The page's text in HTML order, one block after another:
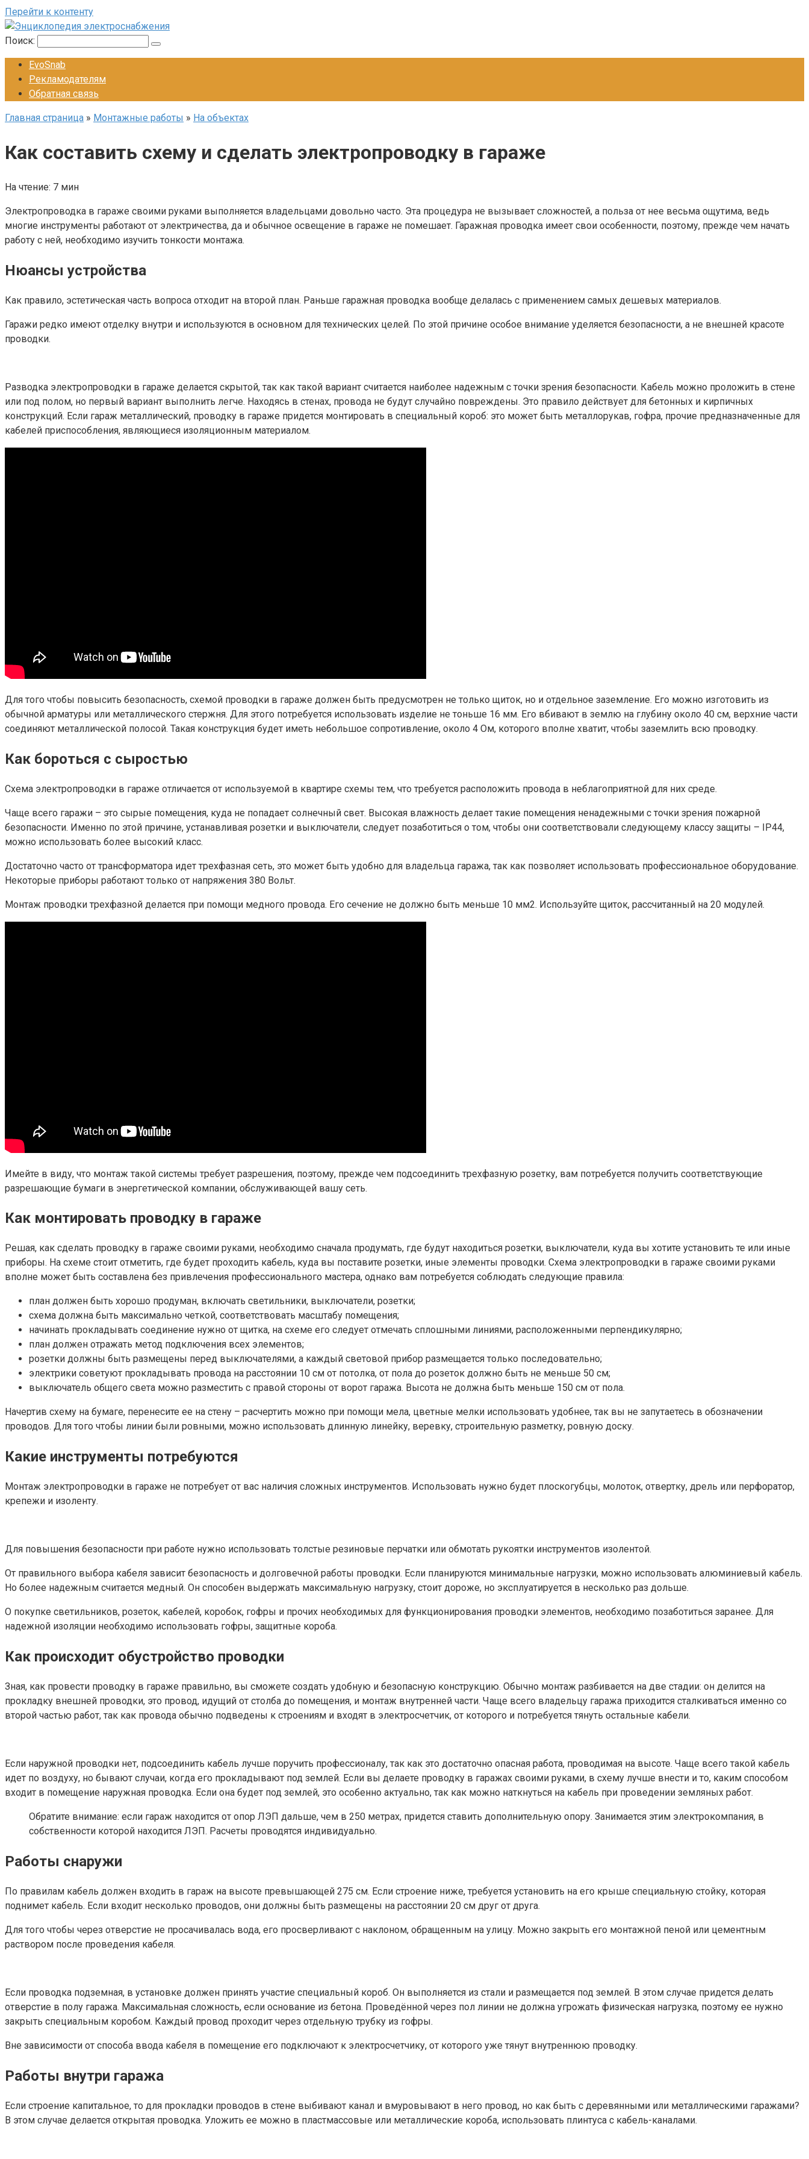
Перейти к контенту
Поиск:
EvoSnab
Рекламодателям
Обратная связь
Главная страница » Монтажные работы » На объектах
Как составить схему и сделать электропроводку в гараже
На чтение: 7 мин
Электропроводка в гараже своими руками выполняется владельцами довольно часто. Эта процедура не вызывает сложностей, а польза от нее весьма ощутима, ведь
многие инструменты работают от электричества, да и обычное освещение в гараже не помешает. Гаражная проводка имеет свои особенности, поэтому, прежде чем начать
работу с ней, необходимо изучить тонкости монтажа.
Нюансы устройства
Как правило, эстетическая часть вопроса отходит на второй план. Раньше гаражная проводка вообще делалась с применением самых дешевых материалов.
Гаражи редко имеют отделку внутри и используются в основном для технических целей. По этой причине особое внимание уделяется безопасности, а не внешней красоте
проводки.
Разводка электропроводки в гараже делается скрытой, так как такой вариант считается наиболее надежным с точки зрения безопасности. Кабель можно проложить в стене
или под полом, но первый вариант выполнить легче. Находясь в стенах, провода не будут случайно повреждены. Это правило действует для бетонных и кирпичных
конструкций. Если гараж металлический, проводку в гараже придется монтировать в специальный короб: это может быть металлорукав, гофра, прочие предназначенные для
кабелей приспособления, являющиеся изоляционным материалом.
Для того чтобы повысить безопасность, схемой проводки в гараже должен быть предусмотрен не только щиток, но и отдельное заземление. Его можно изготовить из
обычной арматуры или металлического стержня. Для этого потребуется использовать изделие не тоньше 16 мм. Его вбивают в землю на глубину около 40 см, верхние части
соединяют металлической полосой. Такая конструкция будет иметь небольшое сопротивление, около 4 Ом, которого вполне хватит, чтобы заземлить всю проводку.
Как бороться с сыростью
Схема электропроводки в гараже отличается от используемой в квартире схемы тем, что требуется расположить провода в неблагоприятной для них среде.
Чаще всего гаражи – это сырые помещения, куда не попадает солнечный свет. Высокая влажность делает такие помещения ненадежными с точки зрения пожарной
безопасности. Именно по этой причине, устанавливая розетки и выключатели, следует позаботиться о том, чтобы они соответствовали следующему классу защиты – IP44,
можно использовать более высокий класс.
Достаточно часто от трансформатора идет трехфазная сеть, это может быть удобно для владельца гаража, так как позволяет использовать профессиональное оборудование.
Некоторые приборы работают только от напряжения 380 Вольт.
Монтаж проводки трехфазной делается при помощи медного провода. Его сечение не должно быть меньше 10 мм2. Используйте щиток, рассчитанный на 20 модулей.
Имейте в виду, что монтаж такой системы требует разрешения, поэтому, прежде чем подсоединить трехфазную розетку, вам потребуется получить соответствующие
разрешающие бумаги в энергетической компании, обслуживающей вашу сеть.
Как монтировать проводку в гараже
Решая, как сделать проводку в гараже своими руками, необходимо сначала продумать, где будут находиться розетки, выключатели, куда вы хотите установить те или иные
приборы. На схеме стоит отметить, где будет проходить кабель, куда вы поставите розетки, иные элементы проводки. Схема электропроводки в гараже своими руками
вполне может быть составлена без привлечения профессионального мастера, однако вам потребуется соблюдать следующие правила:
план должен быть хорошо продуман, включать светильники, выключатели, розетки;
схема должна быть максимально четкой, соответствовать масштабу помещения;
начинать прокладывать соединение нужно от щитка, на схеме его следует отмечать сплошными линиями, расположенными перпендикулярно;
план должен отражать метод подключения всех элементов;
розетки должны быть размещены перед выключателями, а каждый световой прибор размещается только последовательно;
электрики советуют прокладывать провода на расстоянии 10 см от потолка, от пола до розеток должно быть не меньше 50 см;
выключатель общего света можно разместить с правой стороны от ворот гаража. Высота не должна быть меньше 150 см от пола.
Начертив схему на бумаге, перенесите ее на стену – расчертить можно при помощи мела, цветные мелки использовать удобнее, так вы не запутаетесь в обозначении
проводов. Для того чтобы линии были ровными, можно использовать длинную линейку, веревку, строительную разметку, ровную доску.
Какие инструменты потребуются
Монтаж электропроводки в гараже не потребует от вас наличия сложных инструментов. Использовать нужно будет плоскогубцы, молоток, отвертку, дрель или перфоратор,
крепежи и изоленту.
Для повышения безопасности при работе нужно использовать толстые резиновые перчатки или обмотать рукоятки инструментов изолентой.
От правильного выбора кабеля зависит безопасность и долговечной работы проводки. Если планируются минимальные нагрузки, можно использовать алюминиевый кабель.
Но более надежным считается медный. Он способен выдержать максимальную нагрузку, стоит дороже, но эксплуатируется в несколько раз дольше.
О покупке светильников, розеток, кабелей, коробок, гофры и прочих необходимых для функционирования проводки элементов, необходимо позаботиться заранее. Для
надежной изоляции необходимо использовать гофры, защитные короба.
Как происходит обустройство проводки
Зная, как провести проводку в гараже правильно, вы сможете создать удобную и безопасную конструкцию. Обычно монтаж разбивается на две стадии: он делится на
прокладку внешней проводки, это провод, идущий от столба до помещения, и монтаж внутренней части. Чаще всего владельцу гаража приходится сталкиваться именно со
второй частью работ, так как провода обычно подведены к строениям и входят в электросчетчик, от которого и потребуется тянуть остальные кабели.
Если наружной проводки нет, подсоединить кабель лучше поручить профессионалу, так как это достаточно опасная работа, проводимая на высоте. Чаще всего такой кабель
идет по воздуху, но бывают случаи, когда его прокладывают под землей. Если вы делаете проводку в гаражах своими руками, в схему лучше внести и то, каким способом
входит в помещение наружная проводка. Если она будет под землей, это особенно актуально, так как можно наткнуться на кабель при проведении земляных работ.
Обратите внимание: если гараж находится от опор ЛЭП дальше, чем в 250 метрах, придется ставить дополнительную опору. Занимается этим электрокомпания, в
собственности которой находится ЛЭП. Расчеты проводятся индивидуально.
Работы снаружи
По правилам кабель должен входить в гараж на высоте превышающей 275 см. Если строение ниже, требуется установить на его крыше специальную стойку, которая
поднимет кабель. Если входит несколько проводов, они должны быть размещены на расстоянии 20 см друг от друга.
Для того чтобы через отверстие не просачивалась вода, его просверливают с наклоном, обращенным на улицу. Можно закрыть его монтажной пеной или цементным
раствором после проведения кабеля.
Если проводка подземная, в установке должен принять участие специальный короб. Он выполняется из стали и размещается под землей. В этом случае придется делать
отверстие в полу гаража. Максимальная сложность, если основание из бетона. Проведённой через пол линии не должна угрожать физическая нагрузка, поэтому ее нужно
закрыть специальным коробом. Каждый провод проходит через отдельную трубку из гофры.
Вне зависимости от способа ввода кабеля в помещение его подключают к электросчетчику, от которого уже тянут внутреннюю проводку.
Работы внутри гаража
Если строение капитальное, то для прокладки проводов в стене выбивают канал и вмуровывают в него провод, но как быть с деревянными или металлическими гаражами?
В этом случае делается открытая проводка. Уложить ее можно в пластмассовые или металлические короба, использовать плинтуса с кабель-каналами.